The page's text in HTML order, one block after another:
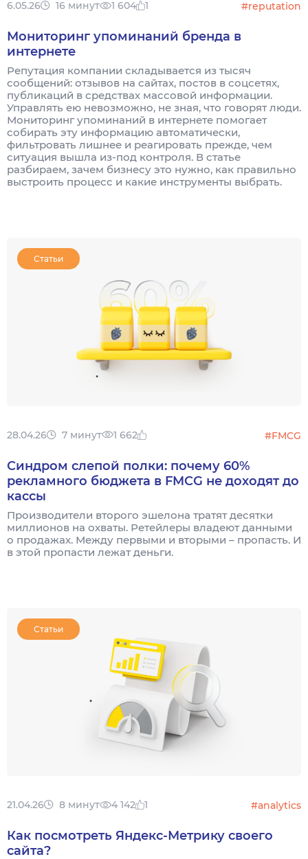
6.05.26 16 минут 1 604 1 #reputation
Мониторинг упоминаний бренда в
интернете
Репутация компании складывается из тысяч
сообщений: отзывов на сайтах, постов в соцсетях,
публикаций в средствах массовой информации.
Управлять ею невозможно, не зная, что говорят люди.
Мониторинг упоминаний в интернете помогает
собирать эту информацию автоматически,
фильтровать лишнее и реагировать прежде, чем
ситуация вышла из-под контроля. В статье
разбираем, зачем бизнесу это нужно, как правильно
выстроить процесс и какие инструменты выбрать.
Статьи
28.04.26 7 минут 1 662 #FMCG
Синдром слепой полки: почему 60%
рекламного бюджета в FMCG не доходят до
кассы
Производители второго эшелона тратят десятки
миллионов на охваты. Ретейлеры владеют данными
о продажах. Между первыми и вторыми – пропасть. И
в этой пропасти лежат деньги.
Статьи
21.04.26 8 минут 4 142 1 #analytics
Как посмотреть Яндекс-Метрику своего
сайта?